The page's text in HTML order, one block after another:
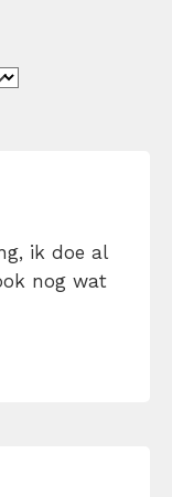
ik doe al
nog wat